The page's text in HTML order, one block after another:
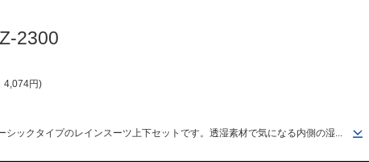
2300
4,074円
シックタイプのレインスーツ上下セットです。透湿素材で気になる内側の湿...